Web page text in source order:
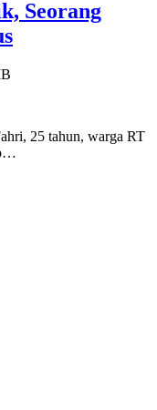
Seorang
25 tahun, warga RT